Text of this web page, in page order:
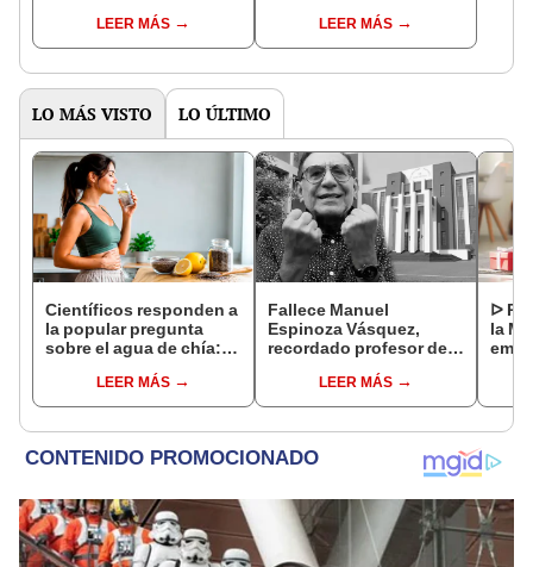
"Mi amor nació por la
gastronomía"
LEER MÁS
llegar a cobrar por 1.000
vistas
LEER MÁS
LO MÁS VISTO LO ÚLTIMO
Científicos responden a
la popular pregunta
sobre el agua de chía:
bajar de peso o es solo
un mito viral?
LEER MÁS
Fallece Manuel
Espinoza Vásquez,
recordado profesor de
por su icónica forma de
enseñar
LEER MÁS
ᐅ
la